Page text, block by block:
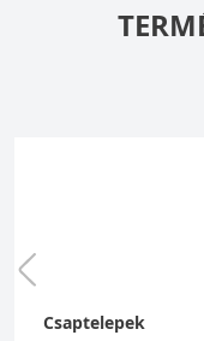
Csaptelepek